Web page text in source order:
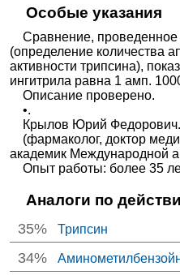
Особые указания
Сравнение, проведенное
(определение количества
активности трипсина),
ингитрила равна 1 амп.
Описание проверено.
•.
Крылов Юрий Федорович.
(фармаколог, доктор
академик Международной
Опыт работы: более 35
Аналоги по
35% Трипсин
34%